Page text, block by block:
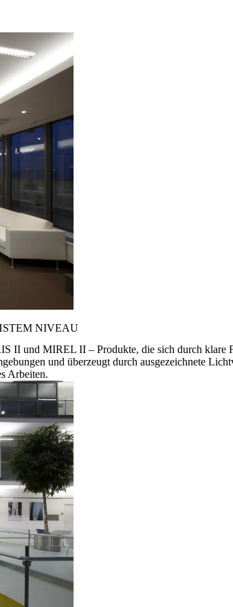
NIVEAU
und MIREL II – Produkte, die sich durch klare
und überzeugt durch ausgezeichnete
Arbeiten.